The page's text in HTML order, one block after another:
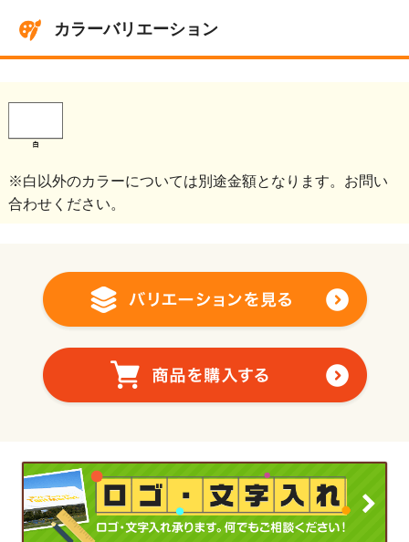
カラーバリエーション
※白以外のカラーについては別途金額となります。お問い
合わせください。